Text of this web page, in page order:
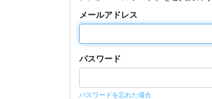
メールアドレス
パスワード
パスワードを忘れた場合